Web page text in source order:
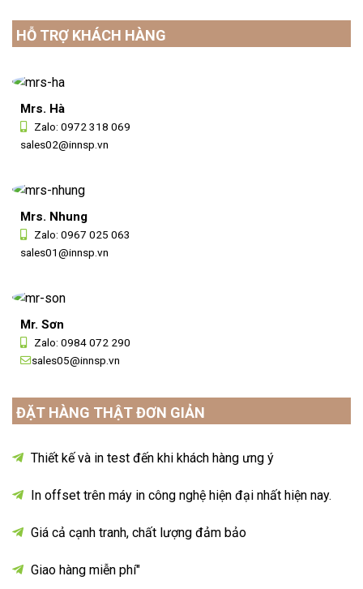
HỖ TRỢ KHÁCH HÀNG
Mrs. Hà
Zalo: 0972 318 069
sales02@innsp.vn
Mrs. Nhung
Zalo: 0967 025 063
sales01@innsp.vn
Mr. Sơn
Zalo: 0984 072 290
sales05@innsp.vn
ĐẶT HÀNG THẬT ĐƠN GIẢN
Thiết kế và in test đến khi khách hàng ưng ý
In offset trên máy in công nghệ hiện đại nhất hiện nay.
Giá cả cạnh tranh, chất lượng đảm bảo
Giao hàng miễn phí"